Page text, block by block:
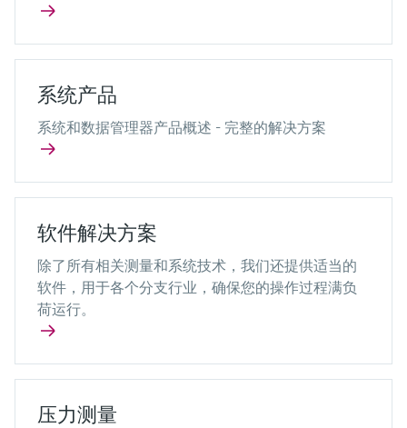
系统产品
系统和数据管理器产品概述 - 完整的解决方案
软件解决方案
除了所有相关测量和系统技术，我们还提供适当的
软件，用于各个分支行业，确保您的操作过程满负
荷运行。
压力测量